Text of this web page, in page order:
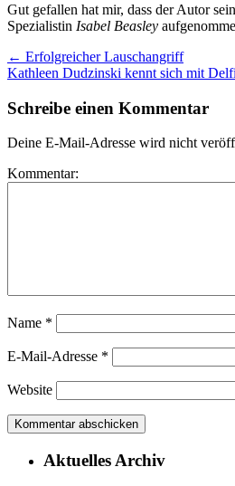
Gut gefallen hat mir, dass der Autor
Spezialistin Isabel Beasley
← Erfolgreicher Lauschangriff
Kathleen Dudzinski kennt sich mit
Schreibe einen Kommentar
Deine E-Mail-Adresse wird nicht
Kommentar:
Name *
E-Mail-Adresse *
Website
Aktuelles Archiv